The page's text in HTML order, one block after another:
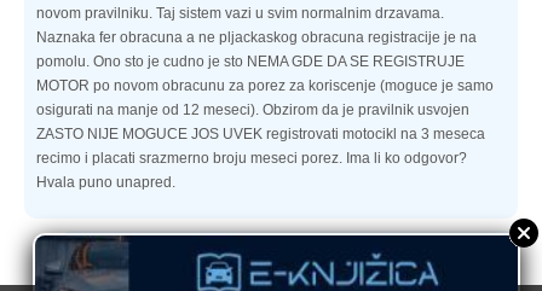
novom pravilniku. Taj sistem vazi u svim normalnim drzavama.
Naznaka fer obracuna a ne pljackaskog obracuna registracije je na
pomolu. Ono sto je cudno je sto NEMA GDE DA SE REGISTRUJE
MOTOR po novom obracunu za porez za koriscenje (moguce je samo
osigurati na manje od 12 meseci). Obzirom da je pravilnik usvojen
ZASTO NIJE MOGUCE JOS UVEK registrovati motocikl na 3 meseca
recimo i placati srazmerno broju meseci porez. Ima li ko odgovor?
Hvala puno unapred.
Super Registracija
17.12.2024 u 15:18Odgovori